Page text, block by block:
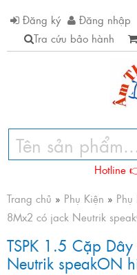
Đăng ký
Đăng nhập
Tra cứu bảo hành
Hotline
Trang chủ » Phụ Kiện »
8Mx2 có jack Neutrik
TSPK 1.5 Cặp
Neutrik speakON